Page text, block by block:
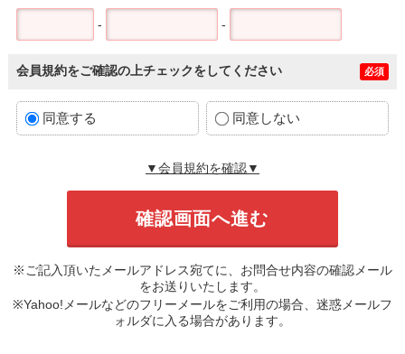
- -
会員規約をご確認の上チェックをしてください 必須
同意する 同意しない
▼会員規約を確認▼
※ご記入頂いたメールアドレス宛てに、お問合せ内容の確認メール
をお送りいたします。
※Yahoo!メールなどのフリーメールをご利用の場合、迷惑メールフ
ォルダに入る場合があります。